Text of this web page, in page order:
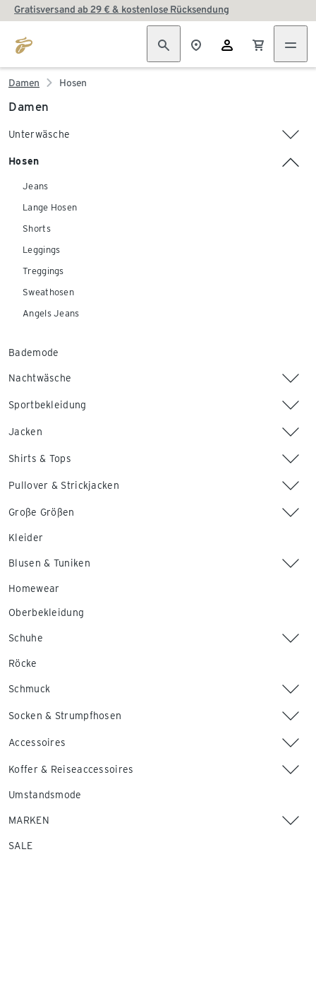
Gratisversand ab 29 € & kostenlose Rücksendung
Damen Hosen
Damen
Unterwäsche
Hosen
Jeans
Lange Hosen
Shorts
Leggings
Treggings
Sweathosen
Angels Jeans
Bademode
Nachtwäsche
Sportbekleidung
Jacken
Shirts & Tops
Pullover & Strickjacken
Große Größen
Kleider
Blusen & Tuniken
Homewear
Oberbekleidung
Schuhe
Röcke
Schmuck
Socken & Strumpfhosen
Accessoires
Koffer & Reiseaccessoires
Umstandsmode
MARKEN
SALE